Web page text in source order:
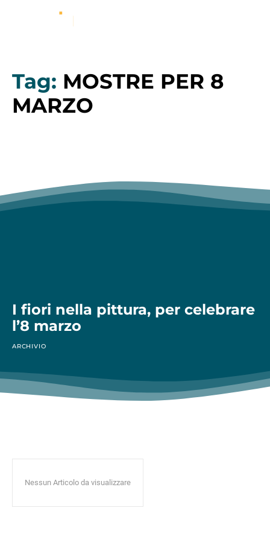
Tag: MOSTRE PER 8
MARZO
I fiori nella pittura, per celebrare
l’8 marzo
ARCHIVIO
Nessun Articolo da visualizzare